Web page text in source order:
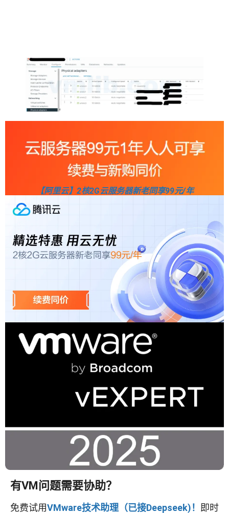
【阿里云】2核2G云服务器新老同享99元/年
有VM问题需要协助？
免费试用VMware技术助理（已接Deepseek)！
即时